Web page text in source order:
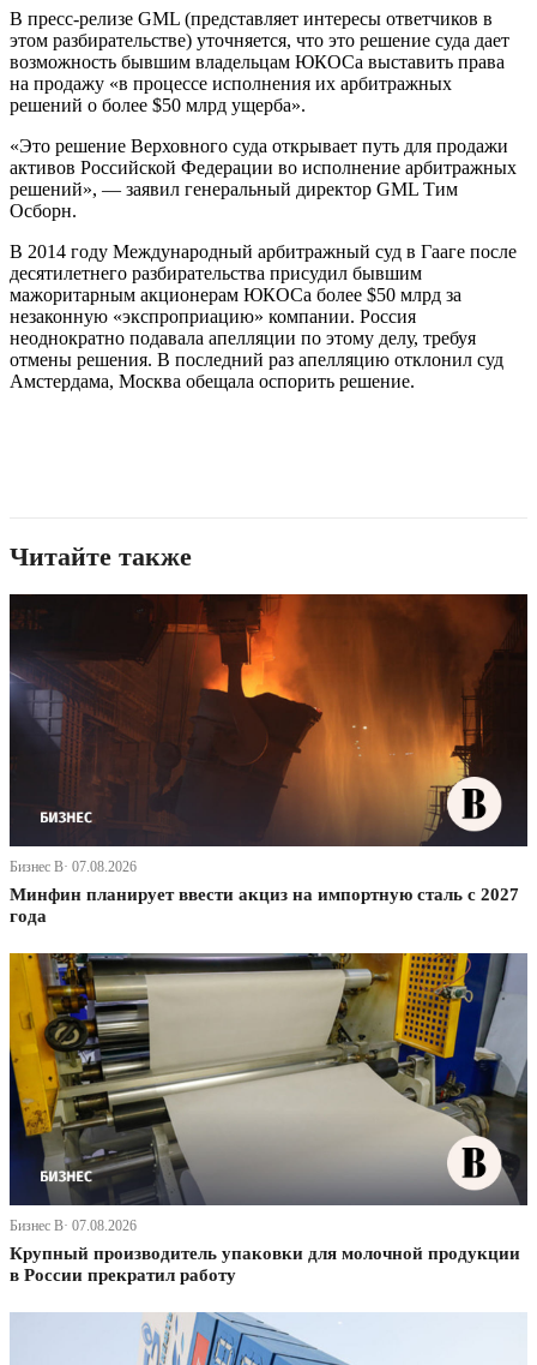
В пресс-релизе GML (представляет интересы ответчиков в
этом разбирательстве) уточняется, что это решение суда дает
возможность бывшим владельцам ЮКОСа выставить права
на продажу «в процессе исполнения их арбитражных
решений о более $50 млрд ущерба».
«Это решение Верховного суда открывает путь для продажи
активов Российской Федерации во исполнение арбитражных
решений», — заявил генеральный директор GML Тим
Осборн.
В 2014 году Международный арбитражный суд в Гааге после
десятилетнего разбирательства присудил бывшим
мажоритарным акционерам ЮКОСа более $50 млрд за
незаконную «экспроприацию» компании. Россия
неоднократно подавала апелляции по этому делу, требуя
отмены решения. В последний раз апелляцию отклонил суд
Амстердама, Москва обещала оспорить решение.
Читайте также
Бизнес В· 07.08.2026
Минфин планирует ввести акциз на импортную сталь с 2027
года
Бизнес В· 07.08.2026
Крупный производитель упаковки для молочной продукции
в России прекратил работу